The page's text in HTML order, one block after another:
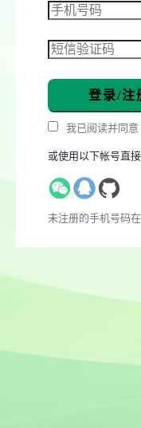
登录/注
我已阅读并同意
或使用以下帐号直
未注册的手机号码